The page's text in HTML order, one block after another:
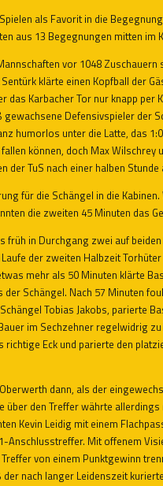
als Favorit in die
aus 13 Begegnungen mitten im
vor 1048
klärte einen Kopfball der
das Karbacher Tor nur knapp
Defensivspieler der
humorlos unter die Latte, das
können, doch Max Wilschrey
der TuS nach einer halben
für die Schängel in die
die zweiten 45 Minuten das
früh in Durchgang zwei auf
der zweiten Halbzeit
mehr als 50 Minuten klärte
Schängel. Nach 57 Minuten
Tobias Jakobs, parierte
im Sechzehner regelwidrig
Eck und parierte den
dann, als der
über den Treffer währte
Kevin Leidig mit einem
Anschlusstreffer. Mit offenem
von einem Punktgewinn
nach langer Leidenszeit